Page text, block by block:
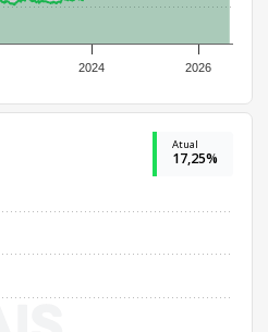
2024 2026
Atual
17,25%